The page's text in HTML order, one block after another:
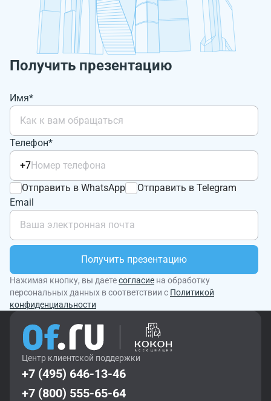
Получить презентацию
Имя*
Телефон*
+7
Отправить в WhatsApp
Отправить в Telegram
Email
Получить презентацию
Нажимая кнопку, вы даетесогласие на обработку
персональных данных в соответствии с Политикой
конфиденциальности
Центр клиентской поддержки
+7 (495) 646-13-46
+7 (800) 555-65-64